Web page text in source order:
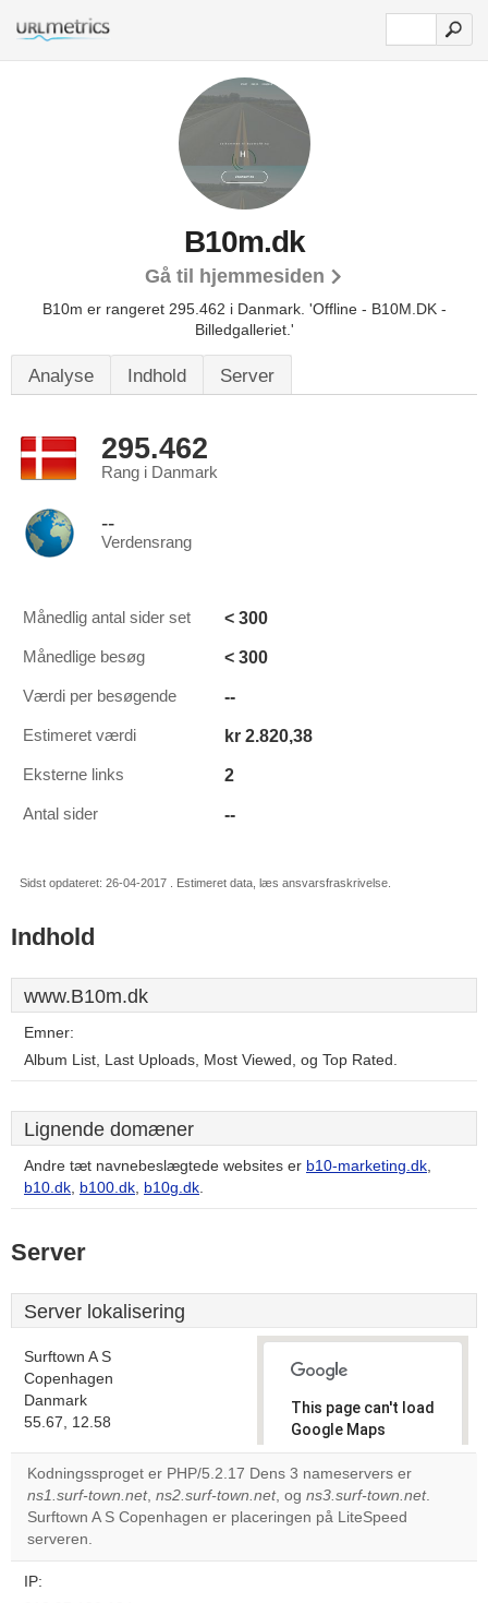
B10m.dk
Gå til hjemmesiden
B10m er rangeret 295.462 i Danmark. 'Offline - B10M.DK -
Billedgalleriet.'
Analyse Indhold Server
295.462
Rang i Danmark
--
Verdensrang
Månedlig antal sider set < 300
Månedlige besøg < 300
Værdi per besøgende --
Estimeret værdi kr 2.820,38
Eksterne links 2
Antal sider --
Sidst opdateret: 26-04-2017 . Estimeret data, læs ansvarsfraskrivelse.
Indhold
www.B10m.dk
Emner:
Album List, Last Uploads, Most Viewed, og Top Rated.
Lignende domæner
Andre tæt navnebeslægtede websites er b10-marketing.dk,
b10.dk, b100.dk, b10g.dk.
Server
Server lokalisering
Surftown A S
Copenhagen
Danmark
55.67, 12.58
This page can't load
Google Maps
correctly.
Do you
own this
Kodningssproget er PHP/5.2.17 Dens 3 nameservers er
ns1.surf-town.net, ns2.surf-town.net, og ns3.surf-town.net.
Surftown A S Copenhagen er placeringen på LiteSpeed
serveren.
IP: